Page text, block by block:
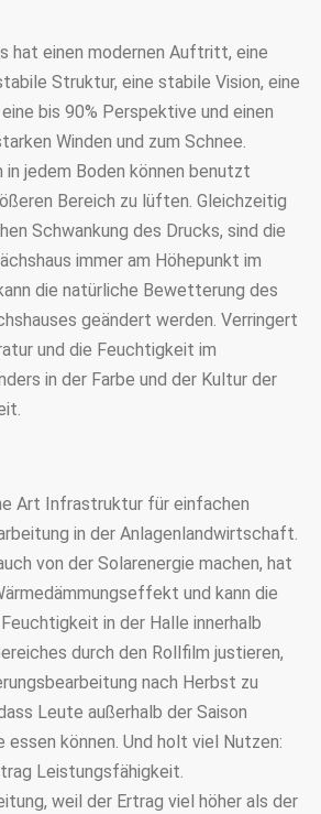
hat einen modernen Auftritt, eine
Struktur, eine stabile Vision, eine
bis 90% Perspektive und einen
Winden und zum Schnee.
jedem Boden können benutzt
Bereich zu lüften. Gleichzeitig
Schwankung des Drucks, sind die
immer am Höhepunkt im
die natürliche Bewetterung des
geändert werden. Verringert
und die Feuchtigkeit im
in der Farbe und der Kultur der
Art Infrastruktur für einfachen
in der Anlagenlandwirtschaft.
von der Solarenergie machen, hat
und kann die
in der Halle innerhalb
durch den Rollfilm justieren,
nach Herbst zu
Leute außerhalb der Saison
essen können. Und holt viel Nutzen:
Leistungsfähigkeit.
weil der Ertrag viel höher als der